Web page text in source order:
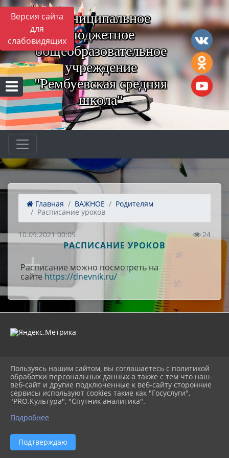
Версия сайта
для
слабовидящих
Муниципальное
бюджетное
общеобразовательное
учреждение
"Рембуевская средняя
школа"
Главная ВАЖНОЕ
Родителям
Расписание уроков
10.09.2021 00:09 24
РАСПИСАНИЕ УРОКОВ
Расписание можно посмотреть на
сайте https://dnevnik.ru/
2026 г. rembuev-school.ru
Вход
Карта сайта
Политика обработки персональных данных
Сделано на KubCMS
Разработка и поддержка
Пользуясь нашим сайтом, вы соглашаетесь с политикой
обработки персональных данных а также с тем что наш
веб-сайт и другие подключенные к веб-сайту сторонние
сервисы используют cookies такие как "Госуслуги",
"PRO.Культура", "Спутник аналитика".
Подробнее
Подтверждаю